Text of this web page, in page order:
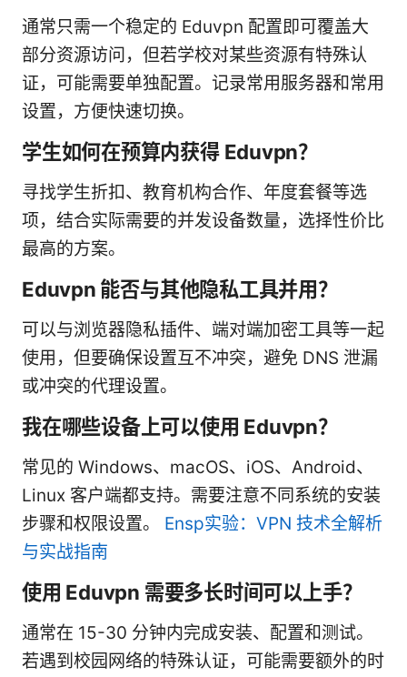
通常只需一个稳定的 Eduvpn 配置即可覆盖大
部分资源访问，但若学校对某些资源有特殊认
证，可能需要单独配置。记录常用服务器和常用
设置，方便快速切换。
学生如何在预算内获得 Eduvpn？
寻找学生折扣、教育机构合作、年度套餐等选
项，结合实际需要的并发设备数量，选择性价比
最高的方案。
Eduvpn 能否与其他隐私工具并用？
可以与浏览器隐私插件、端对端加密工具等一起
使用，但要确保设置互不冲突，避免 DNS 泄漏
或冲突的代理设置。
我在哪些设备上可以使用 Eduvpn？
常见的 Windows、macOS、iOS、Android、
Linux 客户端都支持。需要注意不同系统的安装
步骤和权限设置。 Ensp实验：VPN 技术全解析
与实战指南
使用 Eduvpn 需要多长时间可以上手？
通常在 15-30 分钟内完成安装、配置和测试。
若遇到校园网络的特殊认证，可能需要额外的时